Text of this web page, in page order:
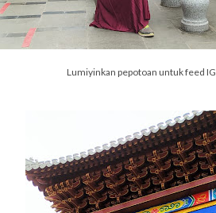
Lumiyinkan pepotoan untuk feed IG